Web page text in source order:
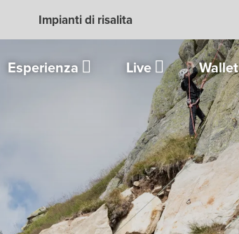
Impianti di risalita
Esperienza Live Wallet